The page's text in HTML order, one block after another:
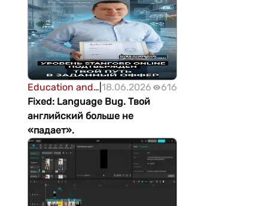
Education and
science
18.06.2026
616
Fixed: Language Bug. Твой
английский больше не
«падает».